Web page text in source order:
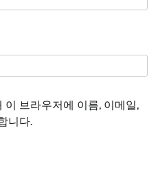
이 브라우저에 이름, 이메일,
니다.